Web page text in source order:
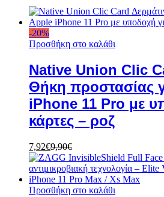
-20%
Προσθήκη στο καλάθι
Native Union Clic
Θήκη προστασίας
iPhone 11 Pro με
κάρτες – ροζ
7,92€9,90€
Προσθήκη στο καλάθι